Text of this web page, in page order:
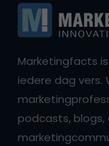
Marketingfacts
iedere dag vers.
podcasts, blogs,